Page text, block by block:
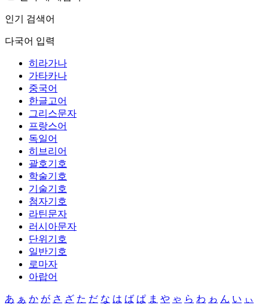
인기 검색어
다국어 입력
히라가나
가타카나
중국어
한글고어
그리스문자
프랑스어
독일어
히브리어
괄호기호
학술기호
기술기호
첨자기호
라틴문자
러시아문자
단위기호
일반기호
로마자
아랍어
あ ぁ か が さ ざ た だ な は ば ぱ ま や ゃ ら わ ゎ ん い ぃ